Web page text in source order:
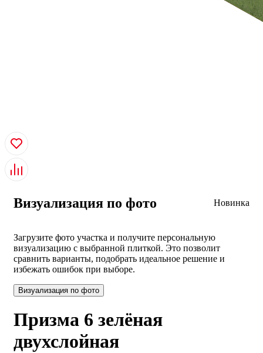
Визуализация по фото Новинка
Загрузите фото участка и получите персональную
визуализацию с выбранной плиткой. Это позволит
сравнить варианты, подобрать идеальное решение и
избежать ошибок при выборе.
Визуализация по фото
Призма 6 зелёная
двухслойная